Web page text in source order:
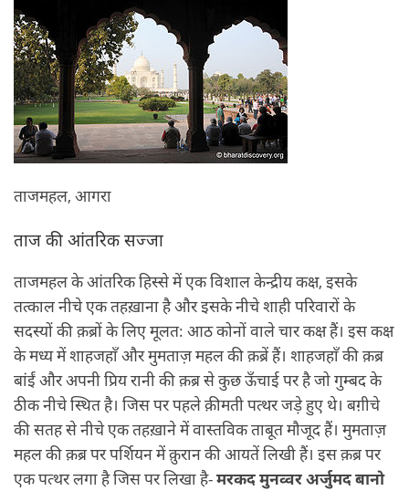
ताजमहल, आगरा
ताज की आंतरिक सज्‍जा
ताजमहल के आंतरिक हिस्‍से में एक विशाल केन्‍द्रीय कक्ष, इसके
तत्‍काल नीचे एक तहख़ाना है और इसके नीचे शाही परिवारों के
सदस्‍यों की क़ब्रों के लिए मूलत: आठ कोनों वाले चार कक्ष हैं। इस कक्ष
के मध्‍य में शाहजहाँ और मुमताज़ महल की क़ब्रें हैं। शाहजहाँ की क़ब्र
बांईं और अपनी प्रिय रानी की क़ब्र से कुछ ऊँचाई पर है जो गुम्‍बद के
ठीक नीचे स्थित है। जिस पर पहले क़ीमती पत्थर जड़े हुए थे। बग़ीचे
की सतह से नीचे एक तहख़ाने में वास्तविक ताबूत मौजूद हैं। मुमताज़
महल की क़ब्र पर पर्शियन में क़ुरान की आयतें लिखी हैं। इस क़ब्र पर
एक पत्‍थर लगा है जिस पर लिखा है-मरकद मुनव्‍वर अर्जुमद बानो